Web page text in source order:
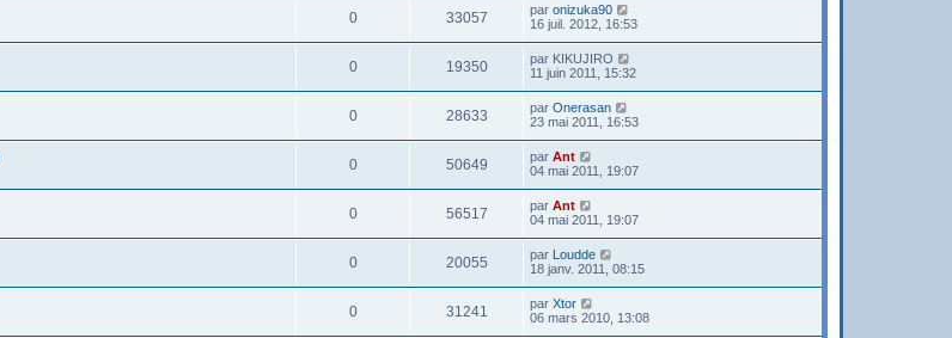
0 33057 par onizuka90
16 juil. 2012, 16:53
0 19350 par KIKUJIRO
11 juin 2011, 15:32
0 28633 par Onerasan
23 mai 2011, 16:53
0 50649 par Ant
04 mai 2011, 19:07
0 56517 par Ant
04 mai 2011, 19:07
0 20055 par Loudde
18 janv. 2011, 08:15
0 31241 par Xtor
06 mars 2010, 13:08